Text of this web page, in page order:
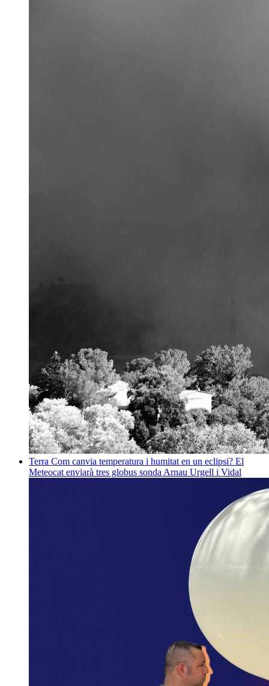
Terra Com canvia temperatura i humitat en un eclipsi? El
Meteocat enviarà tres globus sonda Arnau Urgell i Vidal